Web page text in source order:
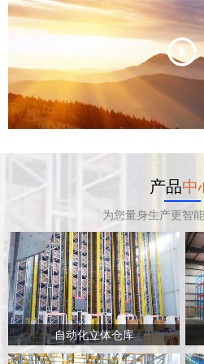
产品中
为您量身生产更智
自动化立体仓库